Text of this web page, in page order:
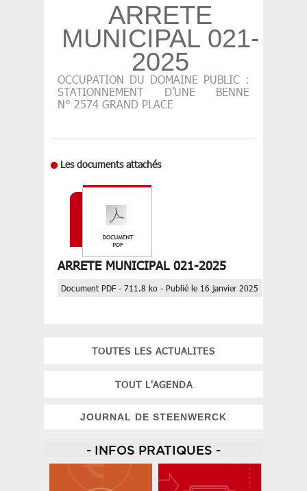
ARRETE
MUNICIPAL 021-
2025
OCCUPATION DU DOMAINE PUBLIC :
STATIONNEMENT D’UNE BENNE
N° 2574 GRAND PLACE
Les documents attachés
ARRETE MUNICIPAL 021-2025
Document PDF - 711.8 ko - Publié le 16 janvier 2025
TOUTES LES ACTUALITES
TOUT L'AGENDA
JOURNAL DE STEENWERCK
- INFOS PRATIQUES -